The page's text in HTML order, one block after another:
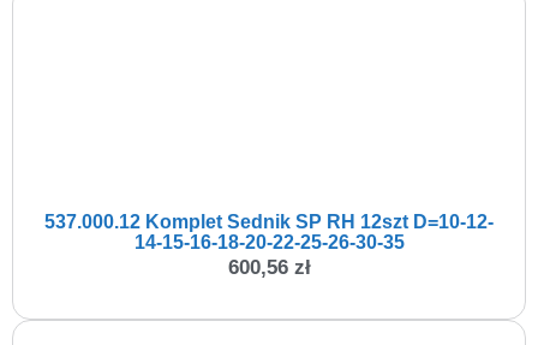
537.000.12 Komplet Sednik SP RH 12szt D=10-12-
14-15-16-18-20-22-25-26-30-35
600,56 zł